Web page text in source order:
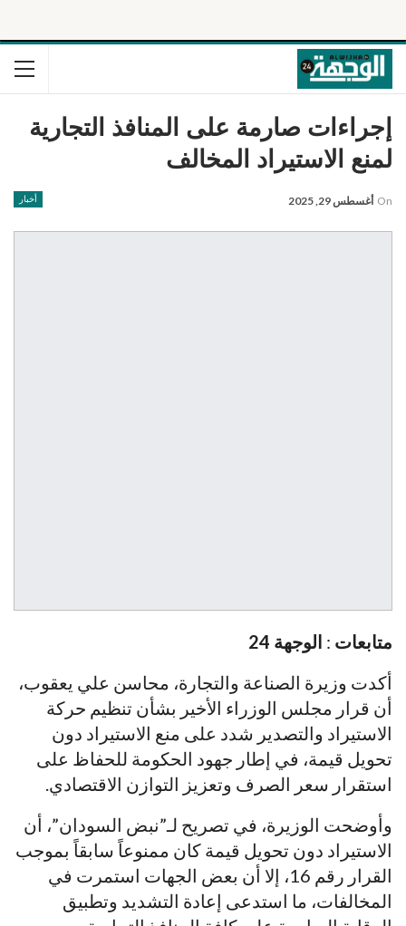
إجراءات صارمة على المنافذ التجارية
لمنع الاستيراد المخالف
أخبار On أغسطس 29, 2025
متابعات : الوجهة 24
أكدت وزيرة الصناعة والتجارة، محاسن علي يعقوب،
أن قرار مجلس الوزراء الأخير بشأن تنظيم حركة
الاستيراد والتصدير شدد على منع الاستيراد دون
تحويل قيمة، في إطار جهود الحكومة للحفاظ على
استقرار سعر الصرف وتعزيز التوازن الاقتصادي.
وأوضحت الوزيرة، في تصريح لـ”نبض السودان”، أن
الاستيراد دون تحويل قيمة كان ممنوعاً سابقاً بموجب
القرار رقم 16، إلا أن بعض الجهات استمرت في
المخالفات، ما استدعى إعادة التشديد وتطبيق